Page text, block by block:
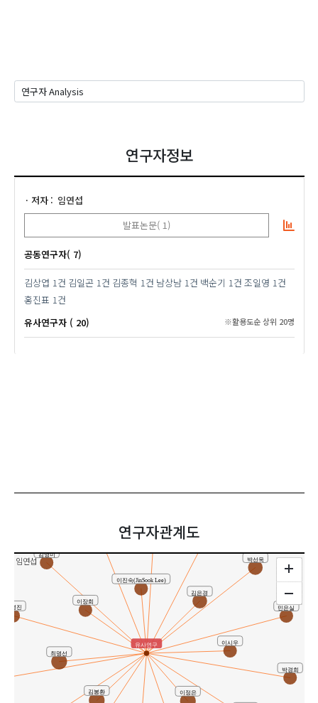
연구자정보
저자
임연섭
발표논문( 1)
공동연구자( 7)
김상엽 1건 김일곤 1건 김종혁 1건 남상남 1건 백순기 1건 조일영 1건
홍진표 1건
유사연구자 ( 20)
※활용도순 상위 20명
연구자관계도
임연섭
김봉환
김영미
김은경
민은실
박경희
박선욱
배명진
이시우
이장희
이정은
이진숙(JinSook Lee)
최명선
유사연구